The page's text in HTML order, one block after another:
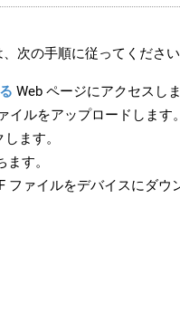
、次の手順に従ってくださ
Web ページにアクセスしま
イルをアップロードします。
ます。
す。
ファイルをデバイスにダウ